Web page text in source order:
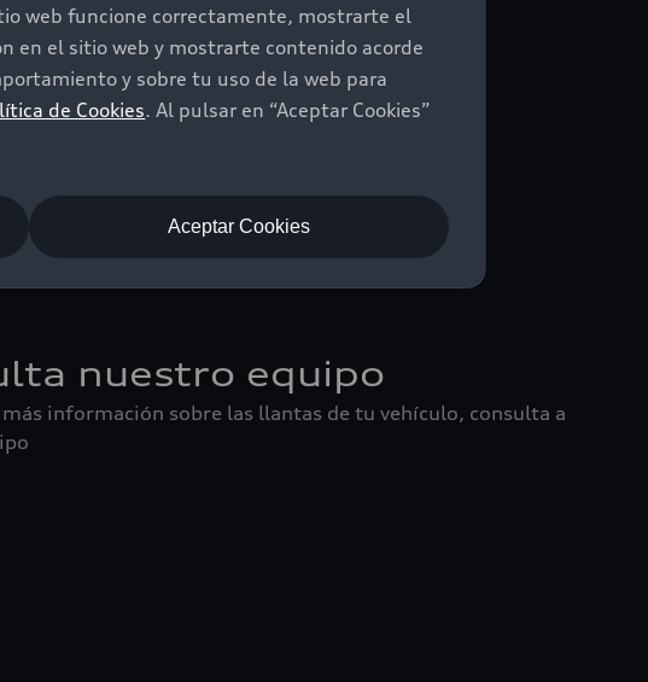
web funcione correctamente, mostrarte el
en el sitio web y mostrarte contenido acorde
y sobre tu uso de la web para
de Cookies. Al pulsar en “Aceptar Cookies”
Aceptar Cookies
nuestro equipo
información sobre las llantas de tu vehículo, consulta a